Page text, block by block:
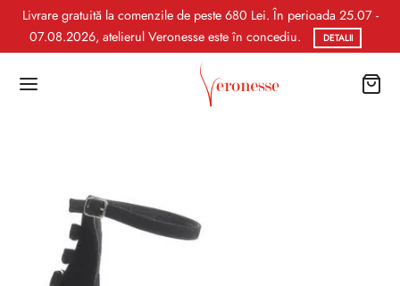
Livrare gratuită la comenzile de peste 680 Lei. În perioada 25.07 -
07.08.2026, atelierul Veronesse este în concediu.
DETALII